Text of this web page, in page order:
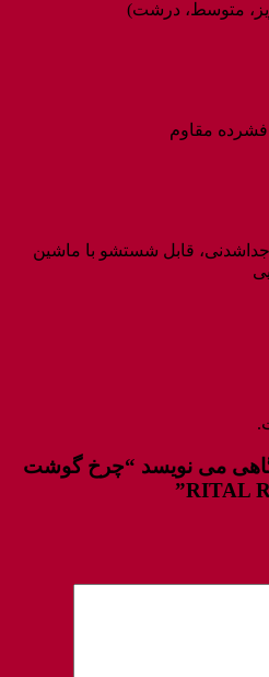
فشرده مقاوم
قابل شستشو با ماشین
می نویسد “چرخ گوشت